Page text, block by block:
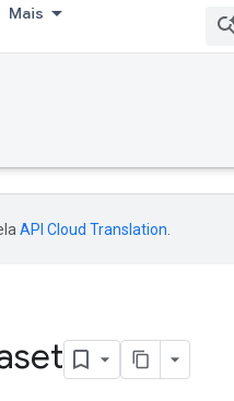
Mais
API Cloud Translation